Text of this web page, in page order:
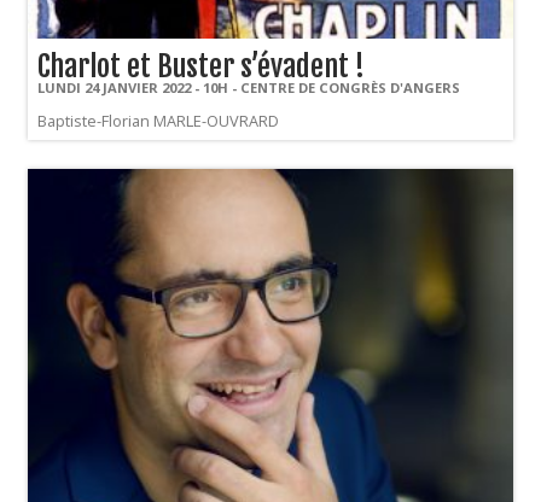
Charlot et Buster s’évadent !
LUNDI 24 JANVIER 2022 - 10H - CENTRE DE CONGRÈS D'ANGERS
Baptiste-Florian MARLE-OUVRARD